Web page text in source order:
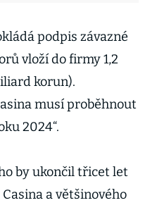
podpis závazné
vloží do firmy 1,2
korun).
musí proběhnout
2024“.
by ukončil třicet let
a většinového